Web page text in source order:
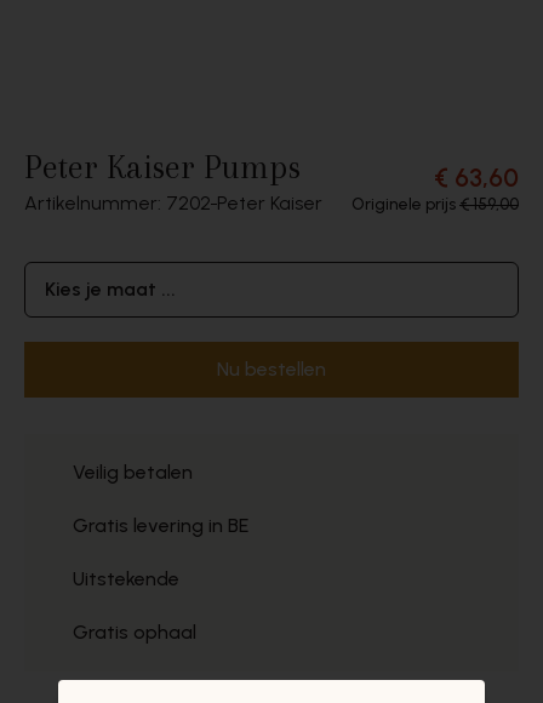
Peter Kaiser Pumps
Artikelnummer: 7202 Peter Kaiser
€ 63,60
Originele prijs€ 159,00
Kies je maat ...
Nu bestellen
Veilig betalen
Gratis levering in BE
Uitstekende
Gratis ophaal